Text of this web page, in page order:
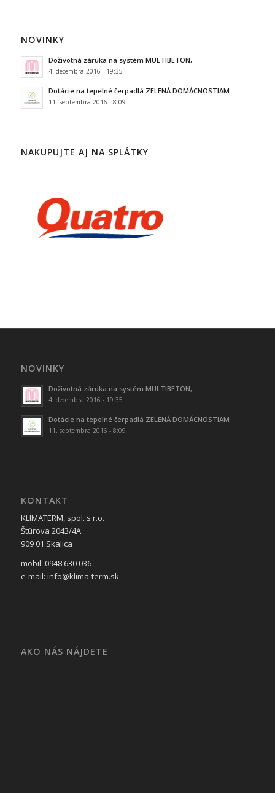
NOVINKY
Doživotná záruka na systém MULTIBETON,
4. decembra 2016 - 19:35
Dotácie na tepelné čerpadlá ZELENÁ DOMÁCNOSTIAM
11. septembra 2016 - 8:09
NAKUPUJTE AJ NA SPLÁTKY
NOVINKY
Doživotná záruka na systém MULTIBETON,
4. decembra 2016 - 19:35
Dotácie na tepelné čerpadlá ZELENÁ DOMÁCNOSTIAM
11. septembra 2016 - 8:09
KONTAKT
KLIMATERM, spol. s r.o.
Štúrova 2043/4A
909 01 Skalica
mobil: 0948 630 036
e-mail: info@klima-term.sk
AKO NÁS NÁJDETE